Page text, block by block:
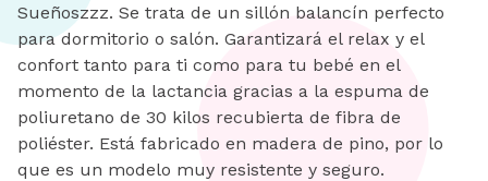
Sueñoszzz. Se trata de un sillón balancín perfecto
para dormitorio o salón. Garantizará el relax y el
confort tanto para ti como para tu bebé en el
momento de la lactancia gracias a la espuma de
poliuretano de 30 kilos recubierta de fibra de
poliéster. Está fabricado en madera de pino, por lo
que es un modelo muy resistente y seguro.